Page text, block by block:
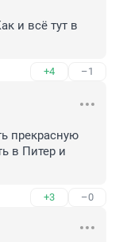
и всё тут в
+4 –1
прекрасную
в Питер и
+3 –0